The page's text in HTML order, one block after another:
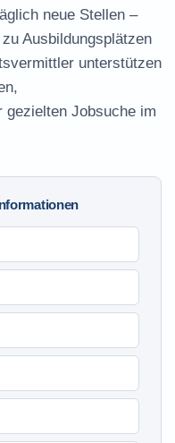
neue Stellen –
Ausbildungsplätzen
unterstützen
gezielten Jobsuche im